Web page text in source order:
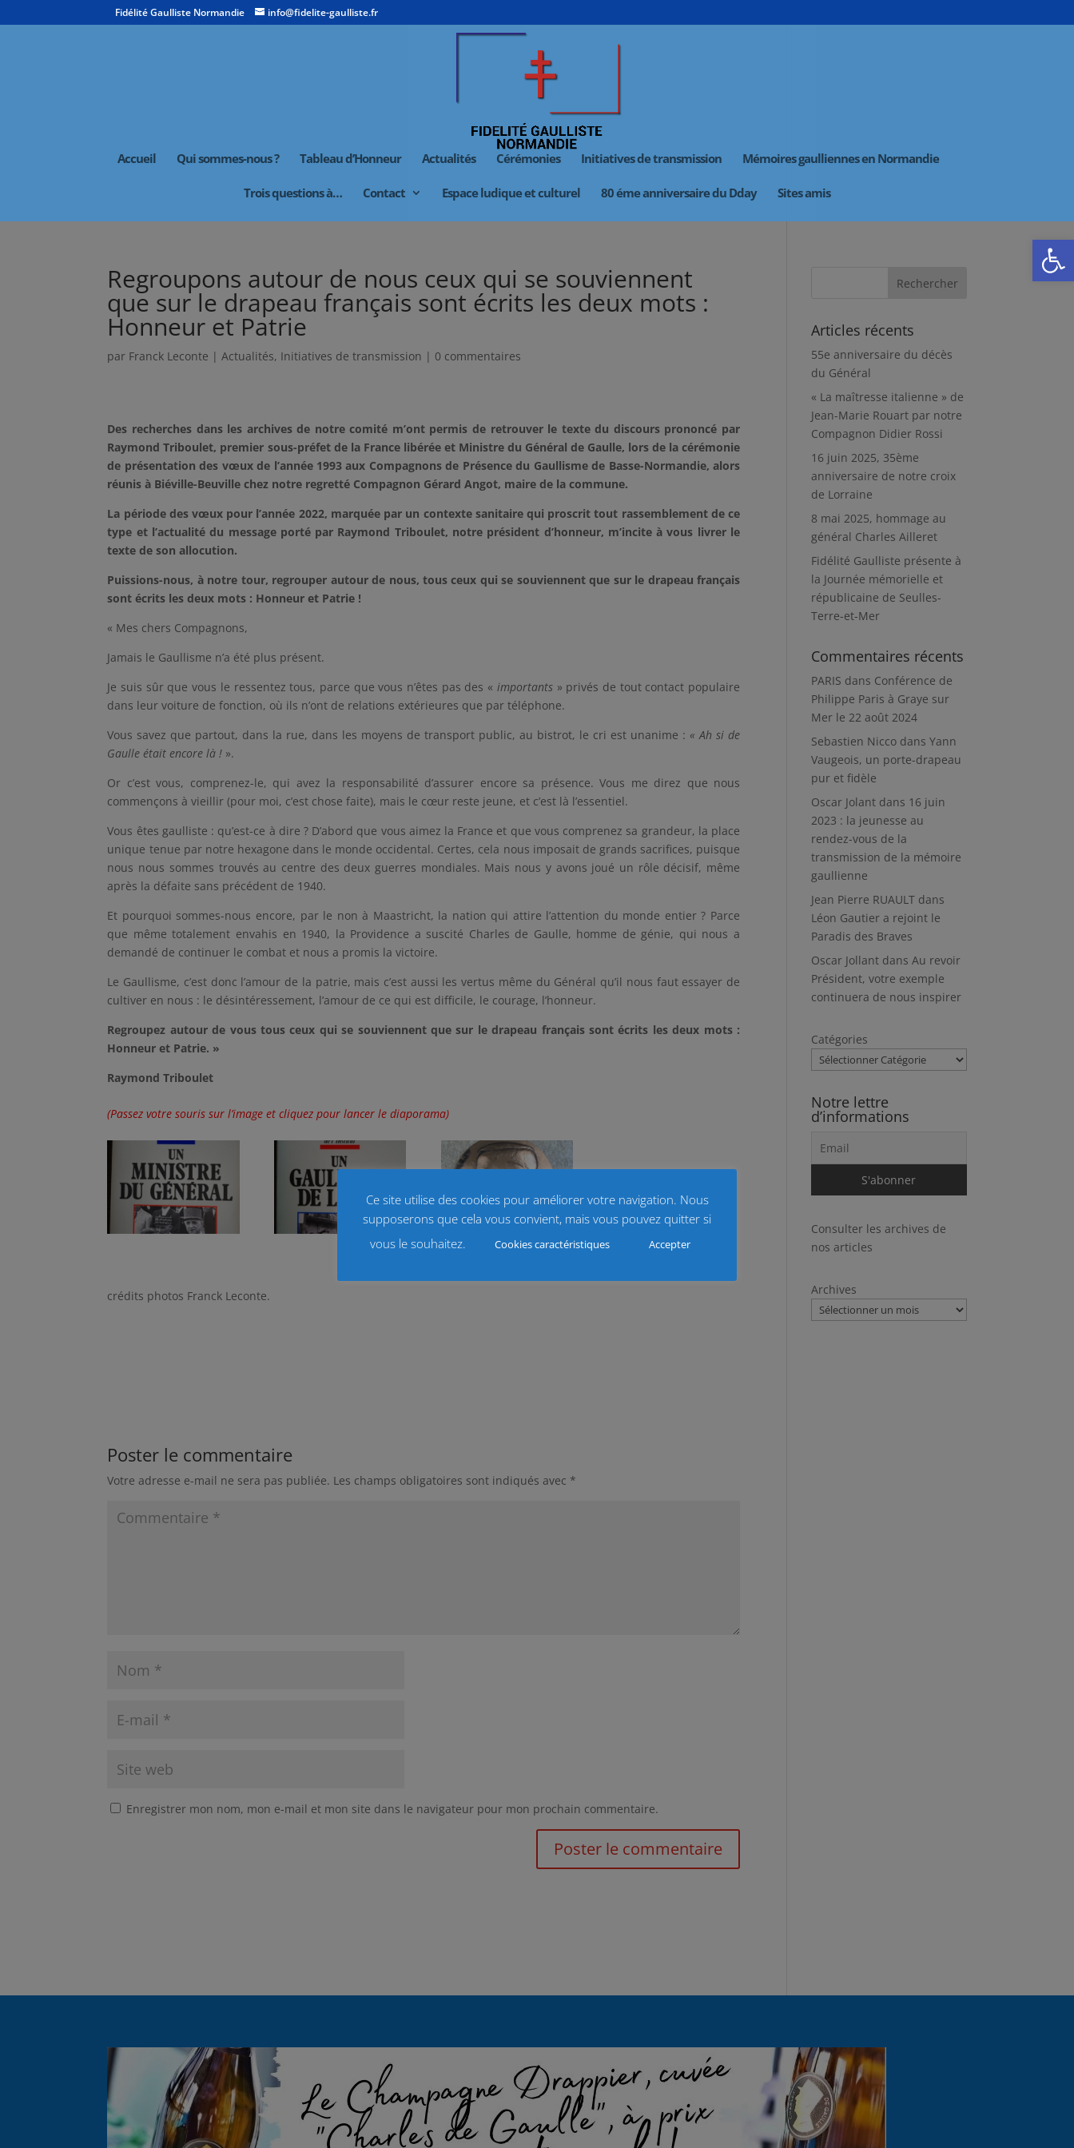
Ouvrir
Fidélité Gaulliste Normandie info@fidelite-gaulliste.fr
Accueil Qui sommes-nous ? Tableau d’Honneur Actualités Cérémonies Initiatives de transmission Mémoires gaulliennes en Normandie
Trois questions à… Contact Espace ludique et culturel 80 éme anniversaire du Dday Sites amis
Regroupons autour de nous ceux qui se souviennent
que sur le drapeau français sont écrits les deux mots :
Honneur et Patrie
par Franck Leconte |Actualités, Initiatives de transmission | 0 commentaires
Des recherches dans les archives de notre comité m’ont permis de retrouver le texte du discours prononcé par
Raymond Triboulet, premier sous-préfet de la France libérée et Ministre du Général de Gaulle, lors de la cérémonie
de présentation des vœux de l’année 1993 aux Compagnons de Présence du Gaullisme de Basse-Normandie, alors
réunis à Biéville-Beuville chez notre regretté Compagnon Gérard Angot, maire de la commune.
La période des vœux pour l’année 2022, marquée par un contexte sanitaire qui proscrit tout rassemblement de ce
type et l’actualité du message porté par Raymond Triboulet, notre président d’honneur, m’incite à vous livrer le
texte de son allocution.
Puissions-nous, à notre tour, regrouper autour de nous, tous ceux qui se souviennent que sur le drapeau français
sont écrits les deux mots : Honneur et Patrie !
« Mes chers Compagnons,
Jamais le Gaullisme n’a été plus présent.
Je suis sûr que vous le ressentez tous, parce que vous n’êtes pas des « importants» privés de tout contact populaire
dans leur voiture de fonction, où ils n’ont de relations extérieures que par téléphone.
Vous savez que partout, dans la rue, dans les moyens de transport public, au bistrot, le cri est unanime : « Ah si de
Gaulle était encore là ! ».
Or c’est vous, comprenez-le, qui avez la responsabilité d’assurer encore sa présence. Vous me direz que nous
commençons à vieillir (pour moi, c’est chose faite), mais le cœur reste jeune, et c’est là l’essentiel.
Vous êtes gaulliste : qu’est-ce à dire ? D’abord que vous aimez la France et que vous comprenez sa grandeur, la place
unique tenue par notre hexagone dans le monde occidental. Certes, cela nous imposait de grands sacrifices, puisque
nous nous sommes trouvés au centre des deux guerres mondiales. Mais nous y avons joué un rôle décisif, même
après la défaite sans précédent de 1940.
Et pourquoi sommes-nous encore, par le non à Maastricht, la nation qui attire l’attention du monde entier ? Parce
que même totalement envahis en 1940, la Providence a suscité Charles de Gaulle, homme de génie, qui nous a
demandé de continuer le combat et nous a promis la victoire.
Le Gaullisme, c’est donc l’amour de la patrie, mais c’est aussi les vertus même du Général qu’il nous faut essayer de
cultiver en nous : le désintéressement, l’amour de ce qui est difficile, le courage, l’honneur.
Regroupez autour de vous tous ceux qui se souviennent que sur le drapeau français sont écrits les deux mots :
Honneur et Patrie. »
Raymond Triboulet
(Passez votre souris sur l’image et cliquez pour lancer le diaporama)
crédits photos Franck Leconte.
Poster le commentaire
Votre adresse e-mail ne sera pas publiée. Les champs obligatoires sont indiqués avec*
Enregistrer mon nom, mon e-mail et mon site dans le navigateur pour mon prochain commentaire.
Articles récents
55e anniversaire du décès
du Général
« La maîtresse italienne » de
Jean-Marie Rouart par notre
Compagnon Didier Rossi
16 juin 2025, 35ème
anniversaire de notre croix
de Lorraine
8 mai 2025, hommage au
général Charles Ailleret
Fidélité Gaulliste présente à
la Journée mémorielle et
républicaine de Seulles-
Terre-et-Mer
Commentaires récents
PARIS dans Conférence de
Philippe Paris à Graye sur
Mer le 22 août 2024
Sebastien Nicco dansYann
Vaugeois, un porte-drapeau
pur et fidèle
Oscar Jolant dans 16 juin
2023 : la jeunesse au
rendez-vous de la
transmission de la mémoire
gaullienne
Jean Pierre RUAULT dans
Léon Gautier a rejoint le
Paradis des Braves
Oscar Jollant dansAu revoir
Président, votre exemple
continuera de nous inspirer
Catégories
Notre lettre
d’informations
Consulter les archives de
nos articles
Archives
Ce site utilise des cookies pour améliorer votre navigation. Nous
supposerons que cela vous convient, mais vous pouvez quitter si
vous le souhaitez.
Cookies caractéristiques Accepter